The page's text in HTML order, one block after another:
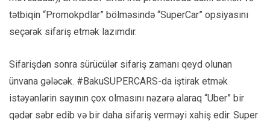
tətbiqin “Promokpdlar” bölməsində “SuperCar” opsiyasını
seçərək sifariş etmək lazımdır.
Sifarişdən sonra sürücülər sifariş zamanı qeyd olunan
ünvana gələcək. #BakuSUPERCARS-da iştirak etmək
istəyənlərin sayının çox olmasını nəzərə alaraq “Uber” bir
qədər səbr edib və bir daha sifariş verməyi xahiş edir. Super